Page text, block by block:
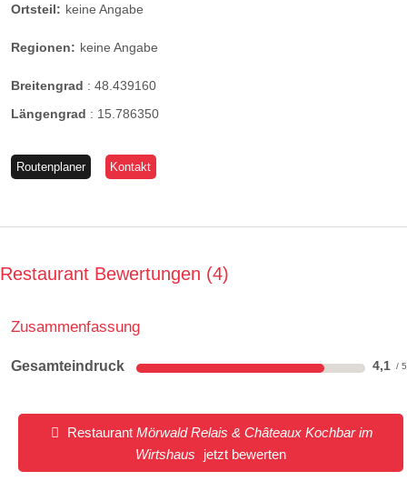
Ortsteil: keine Angabe
Regionen: keine Angabe
Breitengrad : 48.439160
Längengrad : 15.786350
Routenplaner Kontakt
Restaurant Bewertungen 4
Zusammenfassung
Gesamteindruck 4,1
Restaurant Mörwald Relais & Châteaux Kochbar im
Wirtshaus
jetzt bewerten